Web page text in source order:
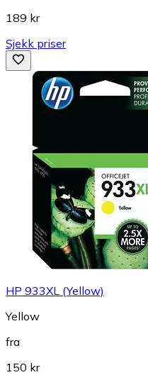
189 kr
Sjekk priser
HP 933XL (Yellow)
Yellow
fra
150 kr